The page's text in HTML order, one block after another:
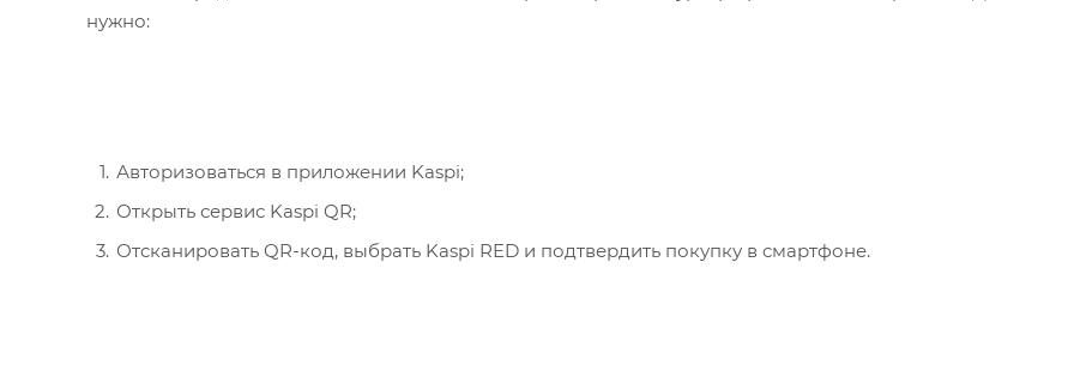
нужно:
Авторизоваться в приложении Kaspi;
Открыть сервис Kaspi QR;
Отсканировать QR-код, выбрать Kaspi RED и подтвердить покупку в смартфоне.